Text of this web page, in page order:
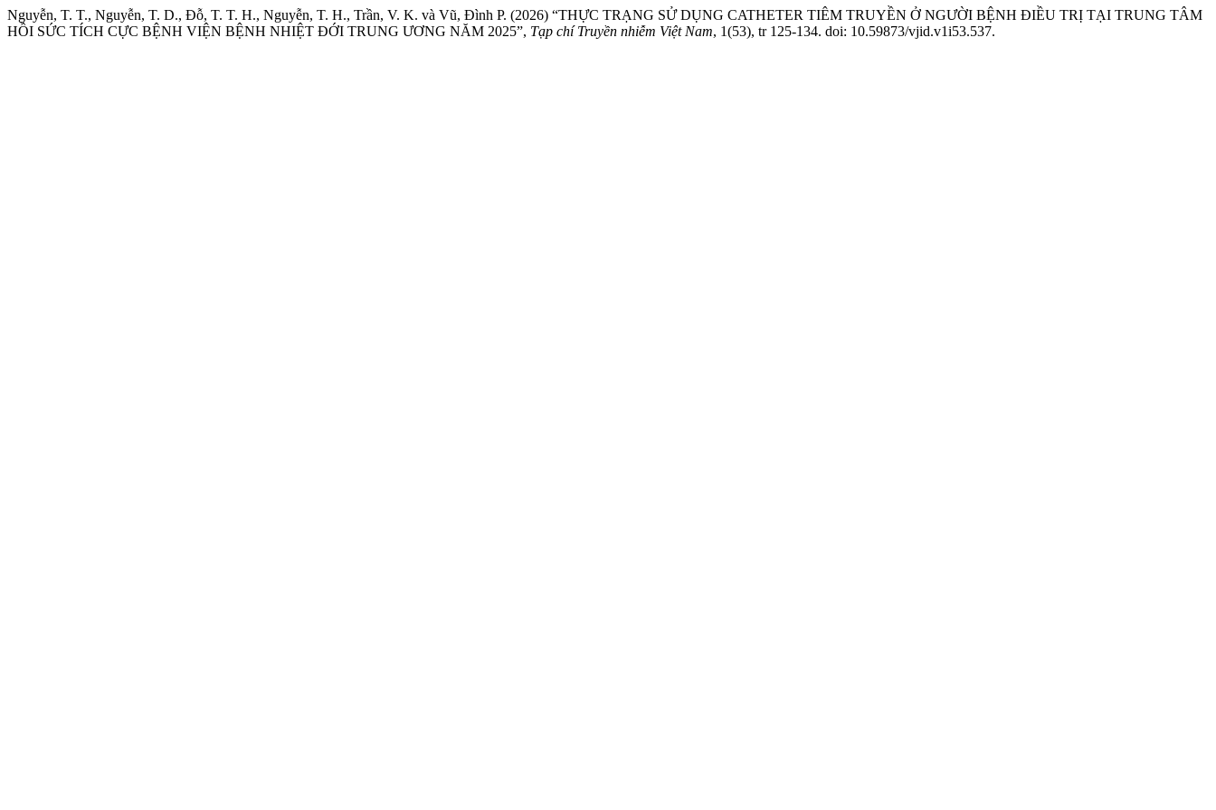
Nguyễn, T. T., Nguyễn, T. D., Đỗ, T. T. H., Nguyễn, T. H., Trần, V. K. và Vũ, Đình P. (2026) “THỰC TRẠNG SỬ DỤNG CATHETER TIÊM TRUYỀN Ở NGƯỜI BỆNH ĐIỀU TRỊ TẠI TRUNG TÂM
HỒI SỨC TÍCH CỰC BỆNH VIỆN BỆNH NHIỆT ĐỚI TRUNG ƯƠNG NĂM 2025”, Tạp chí Truyền nhiễm Việt Nam, 1(53), tr 125-134. doi: 10.59873/vjid.v1i53.537.